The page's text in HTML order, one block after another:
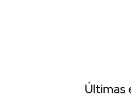
Últimas